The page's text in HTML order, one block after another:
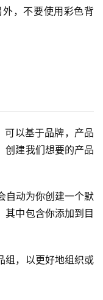
，不要使用彩色背
以基于品牌，产品
创建我们想要的产品
自动为你创建一个默
其中包含你添加到目
组，以更好地组织或